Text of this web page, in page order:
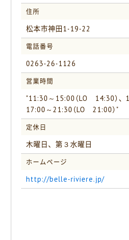
住所
松本市神田1-19-22
電話番号
0263-26-1126
営業時間
"11:30～15:00（LO 14:30）
17:00～21:30（LO 21:00）"
定休日
木曜日、第３水曜日
ホームページ
http://belle-riviere.jp/